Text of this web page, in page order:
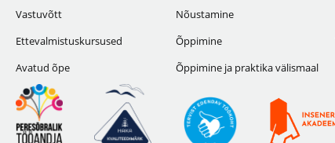
Vastuvõtt
Ettevalmistuskursused
Avatud õpe
Nõustamine
Õppimine
Õppimine ja praktika välismaal